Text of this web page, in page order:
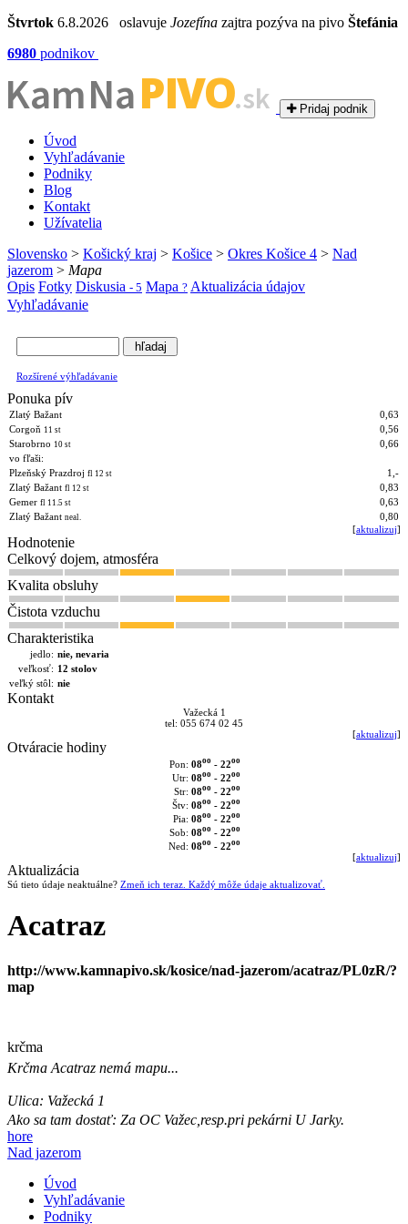
Štvrtok 6.8.2026 oslavuje Jozefína zajtra pozýva na pivo Štefánia
6980 podnikov
Kam NaPIVO.sk Pridaj podnik
Úvod
Vyhľadávanie
Podniky
Blog
Kontakt
Užívatelia
Slovensko > Košický kraj > Košice > Okres Košice 4 > Nad
jazerom > Mapa
Opis Fotky Diskusia - 5 Mapa ? Aktualizácia údajov
Vyhľadávanie
Rozšírené výhľadávanie
Ponuka pív
Zlatý Bažant
0,63
Corgoň 11 st
0,56
Starobrno 10 st
0,66
vo fľaši:
Plzeňský Prazdroj fl 12 st
1,-
Zlatý Bažant fl 12 st
0,83
Gemer fl 11.5 st
0,63
Zlatý Bažant neal.
0,80
[aktualizuj]
Hodnotenie
Celkový dojem, atmosféra
Kvalita obsluhy
Čistota vzduchu
Charakteristika
jedlo: nie, nevaria
veľkosť: 12 stolov
veľký stôl: nie
Kontakt
Važecká 1
tel: 055 674 02 45
[aktualizuj]
Otváracie hodiny
Pon: 08oo- 22oo
Utr: 08oo- 22oo
Str: 08oo- 22oo
Štv: 08oo- 22oo
Pia: 08oo- 22oo
Sob: 08oo- 22oo
Ned: 08oo- 22oo
[aktualizuj]
Aktualizácia
Sú tieto údaje neaktuálne? Zmeň ich teraz. Každý môže údaje aktualizovať.
Acatraz
http://www.kamnapivo.sk/kosice/nad-jazerom/acatraz/PL0zR/?
map
krčma
Krčma Acatraz nemá mapu...
Ulica: Važecká 1
Ako sa tam dostať: Za OC Važec,resp.pri pekárni U Jarky.
hore
Nad jazerom
Úvod
Vyhľadávanie
Podniky